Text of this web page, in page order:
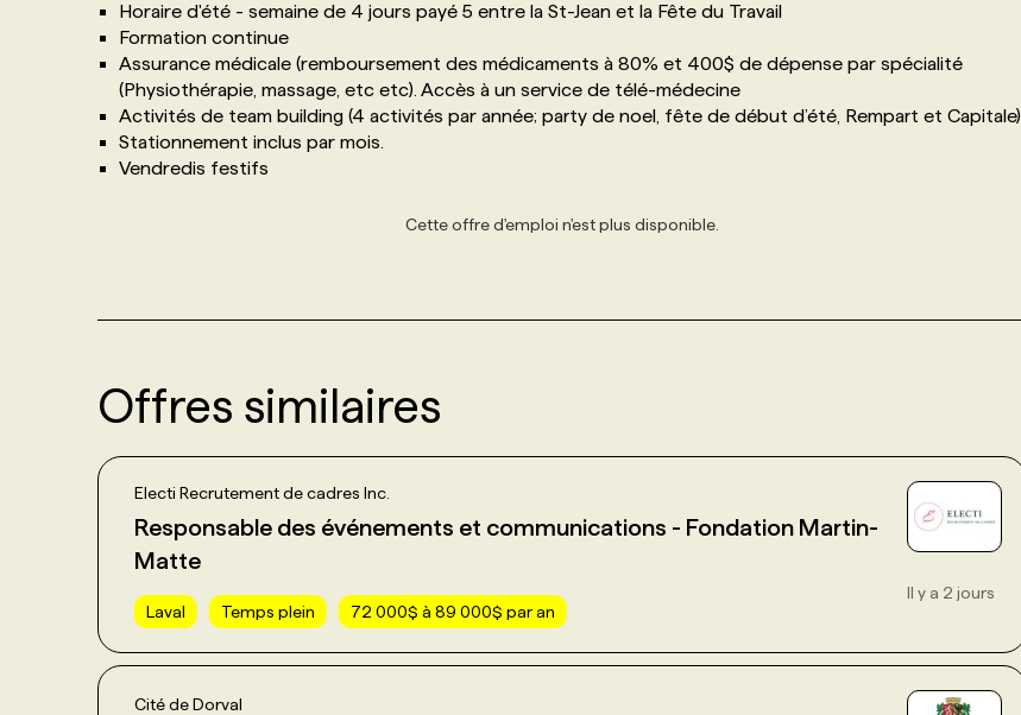
Horaire d'été - semaine de 4 jours payé 5 entre la St-Jean et la Fête du Travail
Formation continue
Assurance médicale (remboursement des médicaments à 80% et 400$ de dépense par spécialité
(Physiothérapie, massage, etc etc). Accès à un service de télé-médecine
Activités de team building (4 activités par année; party de noel, fête de début d’été, Rempart et Capitale)
Stationnement inclus par mois.
Vendredis festifs
Cette offre d'emploi n'est plus disponible.
Offres similaires
Electi Recrutement de cadres Inc.
Responsable des événements et communications - Fondation Martin-
Matte
Laval Temps plein 72 000$ à 89 000$ par an
Il y a 2 jours
Cité de Dorval